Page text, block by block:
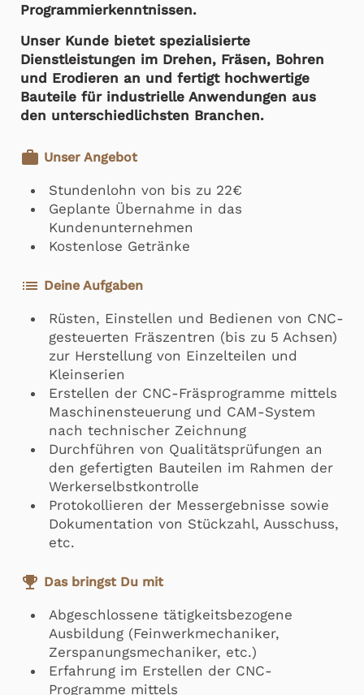
Programmierkenntnissen.
Unser Kunde bietet spezialisierte
Dienstleistungen im Drehen, Fräsen, Bohren
und Erodieren an und fertigt hochwertige
Bauteile für industrielle Anwendungen aus
den unterschiedlichsten Branchen.
work Unser Angebot
Stundenlohn von bis zu 22€
Geplante Übernahme in das
Kundenunternehmen
Kostenlose Getränke
list Deine Aufgaben
Rüsten, Einstellen und Bedienen von CNC-
gesteuerten Fräszentren (bis zu 5 Achsen)
zur Herstellung von Einzelteilen und
Kleinserien
Erstellen der CNC-Fräsprogramme mittels
Maschinensteuerung und CAM-System
nach technischer Zeichnung
Durchführen von Qualitätsprüfungen an
den gefertigten Bauteilen im Rahmen der
Werkerselbstkontrolle
Protokollieren der Messergebnisse sowie
Dokumentation von Stückzahl, Ausschuss,
etc.
emoji_events Das bringst Du mit
Abgeschlossene tätigkeitsbezogene
Ausbildung (Feinwerkmechaniker,
Zerspanungsmechaniker, etc.)
Erfahrung im Erstellen der CNC-
Programme mittels